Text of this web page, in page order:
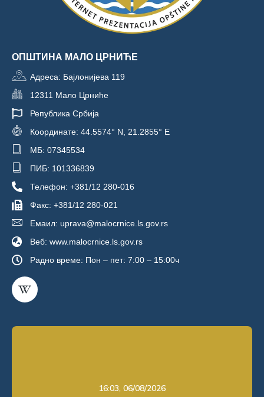
ОПШТИНА МАЛО ЦРНИЋЕ
Адреса: Бајлонијева 119
12311 Мало Црниће
Република Србија
Координате: 44.5574° N, 21.2855° E
МБ: 07345534
ПИБ: 101336839
Телефон: +381/12 280-016
Факс: +381/12 280-021
Емаил: uprava@malocrnice.ls.gov.rs
Веб: www.malocrnice.ls.gov.rs
Радно време: Пон – пет: 7:00 – 15:00ч
16:03, 06/08/2026